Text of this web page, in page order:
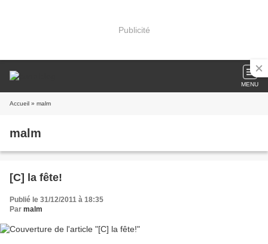
Publicité
MENU
Accueil » malm
malm
[C] la fête!
Publié le 31/12/2011 à 18:35
Par malm